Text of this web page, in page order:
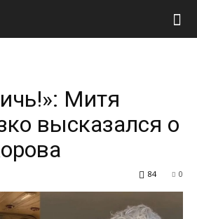
Митя
высказался о
0
84